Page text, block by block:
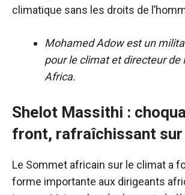
climatique sans les droits de
Mohamed Adow est un
pour le climat et directeur de
Africa.
Shelot Massithi :
front, rafraîchissant sur
Le Sommet africain sur le climat a
forme importante aux dirigeants